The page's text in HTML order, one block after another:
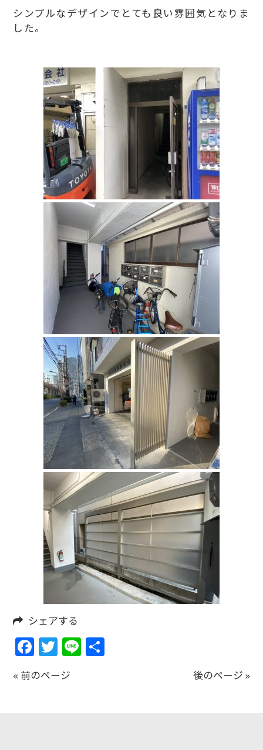
シンプルなデザインでとても良い雰囲気となりま
した。
シェアする
Facebook
Twitter
Line
« 前のページ 後のページ »